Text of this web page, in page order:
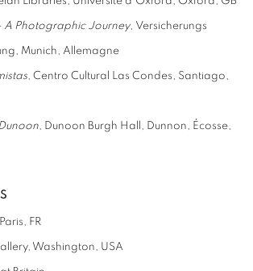
A Photographic Journey, Versicherungs
Munich, Allemagne
, Centro Cultural Las Condes, Santiago,
, Dunoon Burgh Hall, Dunnon, Écosse,
FR
Washington, USA